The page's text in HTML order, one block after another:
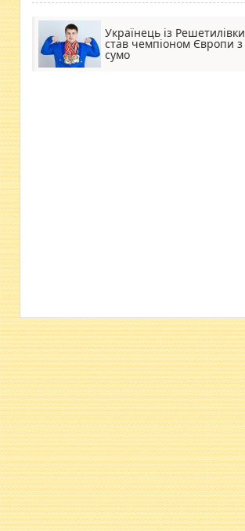
Українець із Решетилівки
став чемпіоном Європи з
сумо